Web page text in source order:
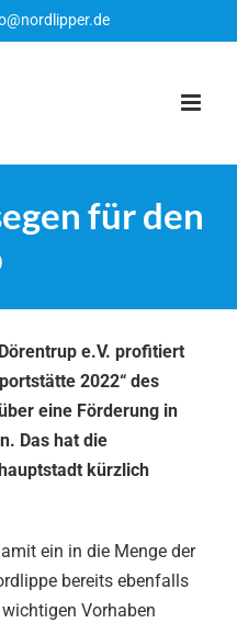
für den
e.V. profitiert
2022“ des
eine Förderung in
Das hat die
kürzlich
ein in die Menge der
bereits ebenfalls
Vorhaben